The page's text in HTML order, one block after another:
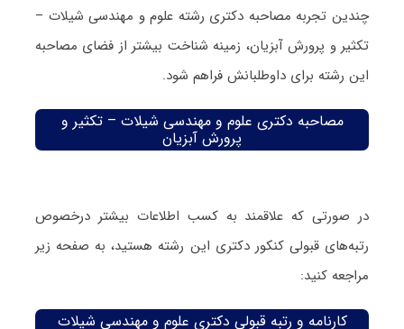
چندین تجربه مصاحبه دکتری رشته علوم و مهندسی شیلات –
تکثیر و پرورش آبزیان، زمینه شناخت بیشتر از فضای مصاحبه
این رشته برای داوطلبانش فراهم شود.
مصاحبه دکتری علوم و مهندسی شیلات – تکثیر و
پرورش آبزیان
در صورتی که علاقمند به کسب اطلاعات بیشتر درخصوص
رتبه‌های قبولی کنکور دکتری این رشته هستید، به صفحه زیر
مراجعه کنید:
کارنامه و رتبه قبولی دکتری علوم و مهندسی شیلات